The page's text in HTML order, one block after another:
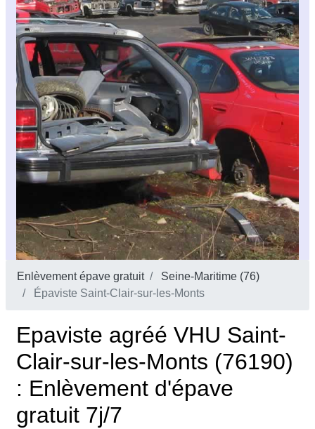
Enlèvement épave gratuit
Seine-Maritime (76)
Épaviste Saint-Clair-sur-les-Monts
Epaviste agréé VHU Saint-
Clair-sur-les-Monts (76190)
: Enlèvement d'épave
gratuit 7j/7